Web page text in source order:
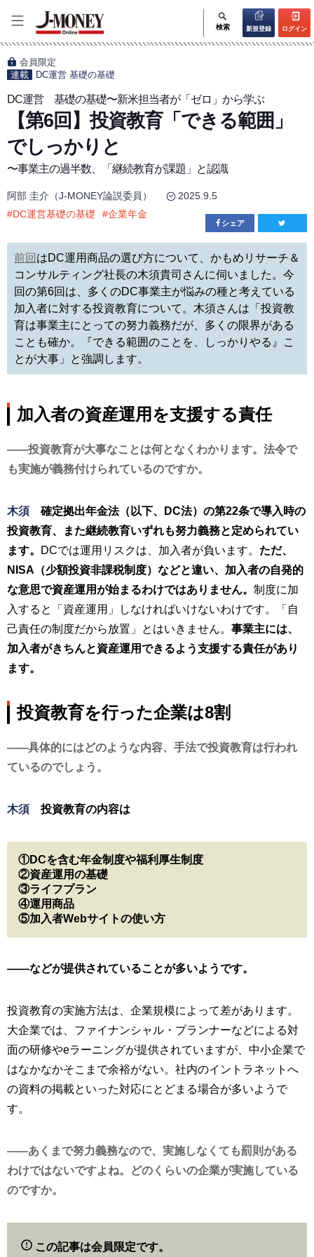
検索 新規登録 ログイン
会員限定
連載
DC運営 基礎の基礎
DC運営 基礎の基礎〜新米担当者が「ゼロ」から学ぶ
【第6回】投資教育「できる範囲」
でしっかりと
〜事業主の過半数、「継続教育が課題」と認識
阿部 圭介（J-MONEY論説委員）
2025.9.5
#DC運営基礎の基礎 #企業年金
シェア
前回 はDC運用商品の選び方について、かもめリサーチ＆
コンサルティング社長の木須貴司さんに伺いました。今
回の第6回は、多くのDC事業主が悩みの種と考えている
加入者に対する投資教育について。木須さんは「投資教
育は事業主にとっての努力義務だが、多くの限界がある
ことも確か。『できる範囲のことを、しっかりやる』こ
とが大事」と強調します。
加入者の資産運用を支援する責任
投資教育が大事なことは何となくわかります。法令で
も実施が義務付けられているのですか。
木須
確定拠出年金法（以下、DC法）の第22条で導入時の
投資教育、また継続教育いずれも努力義務と定められてい
ます。
DCでは運用リスクは、加入者が負います。 ただ、
NISA（少額投資非課税制度）などと違い、加入者の自発的
な意思で資産運用が始まるわけではありません。 制度に加
入すると「資産運用」しなければいけないわけです。「自
己責任の制度だから放置」とはいきません。 事業主には、
加入者がきちんと資産運用できるよう支援する責任があり
ます。
投資教育を行った企業は8割
具体的にはどのような内容、手法で投資教育は行われ
ているのでしょう。
木須 投資教育の内容は
①DCを含む年金制度や福利厚生制度
②資産運用の基礎
③ライフプラン
④運用商品
⑤加入者Webサイトの使い方
——などが提供されていることが多いようです。
投資教育の実施方法は、企業規模によって差があります。
大企業では、ファイナンシャル・プランナーなどによる対
面の研修やeラーニングが提供されていますが、中小企業で
はなかなかそこまで余裕がない。社内のイントラネットへ
の資料の掲載といった対応にとどまる場合が多いようで
す。
あくまで努力義務なので、実施しなくても罰則がある
わけではないですよね。どのくらいの企業が実施している
のですか。
この記事は会員限定です。